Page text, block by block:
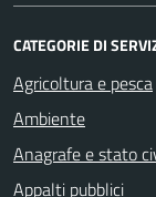
CATEGORIE DI
Agricoltura e pesca
Ambiente
Anagrafe e stato
Appalti pubblici